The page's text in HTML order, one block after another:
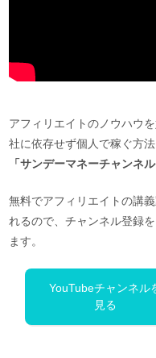
アフィリエイトのノウハウ
社に依存せず個人で稼ぐ方
「サンデーマネーチャンネル
無料でアフィリエイトの講
れるので、チャンネル登録
ます。
YouTubeチャンネル
見る